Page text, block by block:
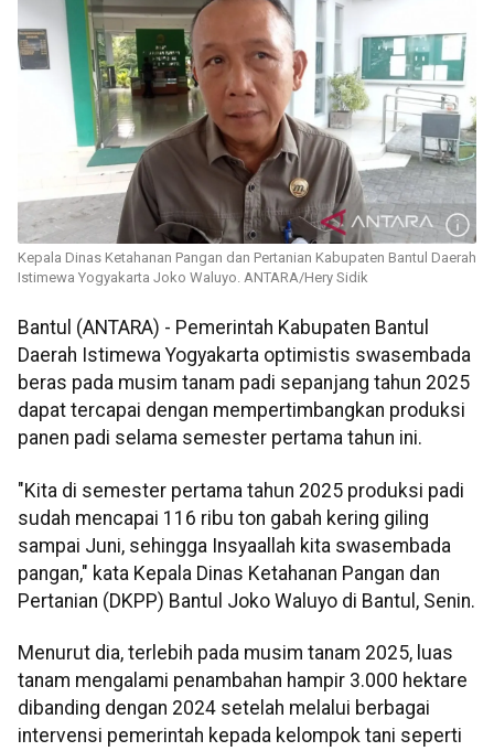
Kepala Dinas Ketahanan Pangan dan Pertanian Kabupaten Bantul Daerah
Istimewa Yogyakarta Joko Waluyo. ANTARA/Hery Sidik
Bantul (ANTARA) - Pemerintah Kabupaten Bantul
Daerah Istimewa Yogyakarta optimistis swasembada
beras pada musim tanam padi sepanjang tahun 2025
dapat tercapai dengan mempertimbangkan produksi
panen padi selama semester pertama tahun ini.
"Kita di semester pertama tahun 2025 produksi padi
sudah mencapai 116 ribu ton gabah kering giling
sampai Juni, sehingga Insyaallah kita swasembada
pangan," kata Kepala Dinas Ketahanan Pangan dan
Pertanian (DKPP) Bantul Joko Waluyo di Bantul, Senin.
Menurut dia, terlebih pada musim tanam 2025, luas
tanam mengalami penambahan hampir 3.000 hektare
dibanding dengan 2024 setelah melalui berbagai
intervensi pemerintah kepada kelompok tani seperti